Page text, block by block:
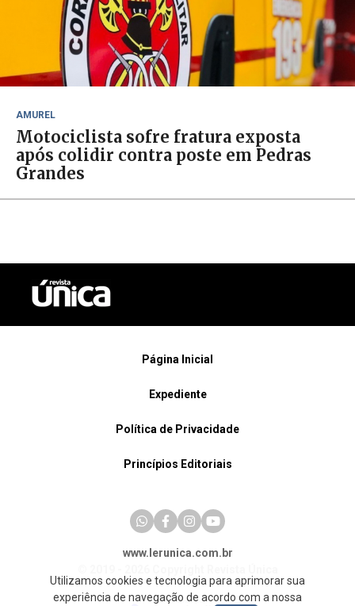
AMUREL
Motociclista sofre fratura exposta
após colidir contra poste em Pedras
Grandes
Página Inicial
Expediente
Política de Privacidade
Princípios Editoriais
www.lerunica.com.br
Utilizamos cookies e tecnologia para aprimorar sua
experiência de navegação de acordo com a nossa